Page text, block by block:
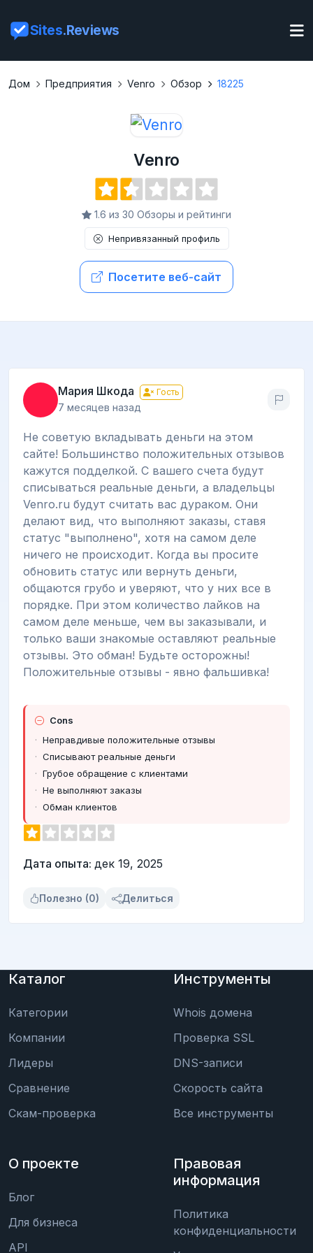
Sites.Reviews
Дом Предприятия Venro Обзор 18225
Venro
1.6 из 30 Обзоры и рейтинги
Непривязанный профиль
Посетите веб-сайт
Мария Шкода Гость
7 месяцев назад
Не советую вкладывать деньги на этом
сайте! Большинство положительных отзывов
кажутся подделкой. С вашего счета будут
списываться реальные деньги, а владельцы
Venro.ru будут считать вас дураком. Они
делают вид, что выполняют заказы, ставя
статус "выполнено", хотя на самом деле
ничего не происходит. Когда вы просите
обновить статус или вернуть деньги,
общаются грубо и уверяют, что у них все в
порядке. При этом количество лайков на
самом деле меньше, чем вы заказывали, и
только ваши знакомые оставляют реальные
отзывы. Это обман! Будьте осторожны!
Положительные отзывы - явно фальшивка!
Cons
Неправдивые положительные отзывы
Списывают реальные деньги
Грубое обращение с клиентами
Не выполняют заказы
Обман клиентов
Дата опыта: дек 19, 2025
Полезно (0) Делиться
Каталог
Категории
Компании
Лидеры
Сравнение
Скам-проверка
Инструменты
Whois домена
Проверка SSL
DNS-записи
Скорость сайта
Все инструменты
О проекте
Блог
Для бизнеса
API
Правовая
информация
Политика
конфиденциальности